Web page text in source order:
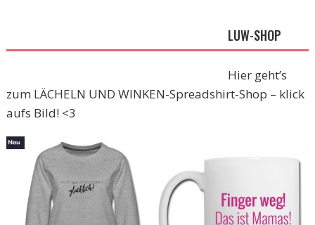
LUW-SHOP
Hier geht’s
zum LÄCHELN UND WINKEN-Spreadshirt-Shop – klick
aufs Bild! <3